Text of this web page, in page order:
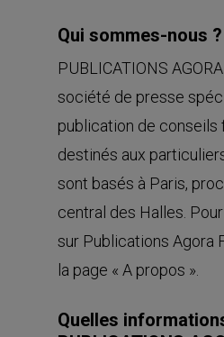
Qui sommes-nous ?
PUBLICATIONS
société de presse
publication de conseils
destinés aux
sont basés à Paris,
central des Halles.
sur Publications Agora
la page « A propos ».
Quelles